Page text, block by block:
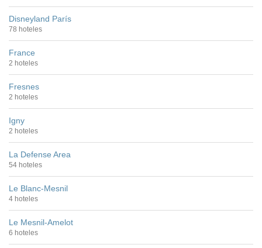
Disneyland París
78 hoteles
France
2 hoteles
Fresnes
2 hoteles
Igny
2 hoteles
La Defense Area
54 hoteles
Le Blanc-Mesnil
4 hoteles
Le Mesnil-Amelot
6 hoteles